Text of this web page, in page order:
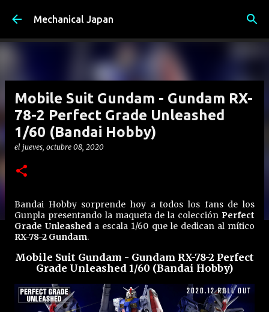
Ir al contenido principal
Mechanical Japan
Mobile Suit Gundam - Gundam RX-
78-2 Perfect Grade Unleashed
1/60 (Bandai Hobby)
el jueves, octubre 08, 2020
Bandai Hobby sorprende hoy a todos los fans de los
Gunpla presentando la maqueta de la colección Perfect
Grade Unleashed a escala 1/60 que le dedican al mítico
RX-78-2 Gundam.
Mobile Suit Gundam - Gundam RX-78-2 Perfect
Grade Unleashed 1/60 (Bandai Hobby)